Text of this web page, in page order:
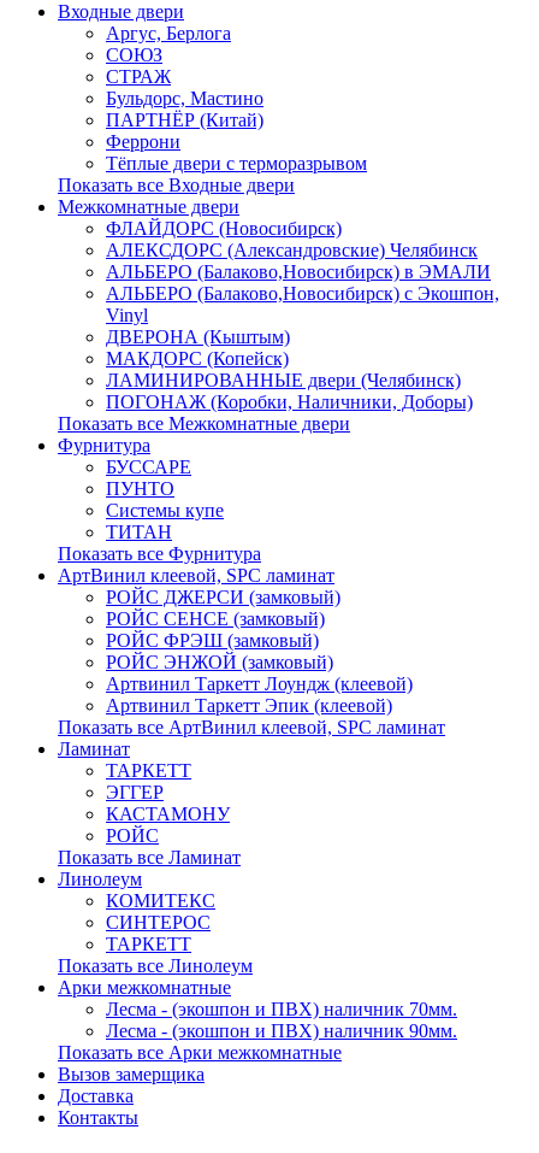
Входные двери
Аргус, Берлога
СОЮЗ
СТРАЖ
Бульдорс, Мастино
ПАРТНЁР (Китай)
Феррони
Тёплые двери с терморазрывом
Показать все Входные двери
Межкомнатные двери
ФЛАЙДОРС (Новосибирск)
АЛЕКСДОРС (Александровские) Челябинск
АЛЬБЕРО (Балаково,Новосибирск) в ЭМАЛИ
АЛЬБЕРО (Балаково,Новосибирск) с Экошпон,
Vinyl
ДВЕРОНА (Кыштым)
МАКДОРС (Копейск)
ЛАМИНИРОВАННЫЕ двери (Челябинск)
ПОГОНАЖ (Коробки, Наличники, Доборы)
Показать все Межкомнатные двери
Фурнитура
БУССАРЕ
ПУНТО
Системы купе
ТИТАН
Показать все Фурнитура
АртВинил клеевой, SPC ламинат
РОЙС ДЖЕРСИ (замковый)
РОЙС СЕНСЕ (замковый)
РОЙС ФРЭШ (замковый)
РОЙС ЭНЖОЙ (замковый)
Артвинил Таркетт Лоундж (клеевой)
Артвинил Таркетт Эпик (клеевой)
Показать все АртВинил клеевой, SPC ламинат
Ламинат
ТАРКЕТТ
ЭГГЕР
КАСТАМОНУ
РОЙС
Показать все Ламинат
Линолеум
КОМИТЕКС
СИНТЕРОС
ТАРКЕТТ
Показать все Линолеум
Арки межкомнатные
Лесма - (экошпон и ПВХ) наличник 70мм.
Лесма - (экошпон и ПВХ) наличник 90мм.
Показать все Арки межкомнатные
Вызов замерщика
Доставка
Контакты